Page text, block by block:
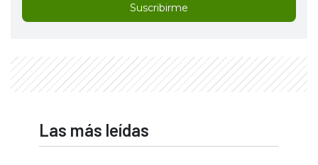
Suscribirme
Las más leídas